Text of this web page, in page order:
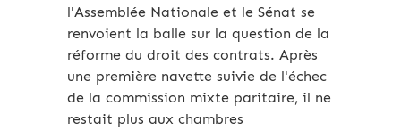
l'Assemblée Nationale et le Sénat se
renvoient la balle sur la question de la
réforme du droit des contrats. Après
une première navette suivie de l'échec
de la commission mixte paritaire, il ne
restait plus aux chambres